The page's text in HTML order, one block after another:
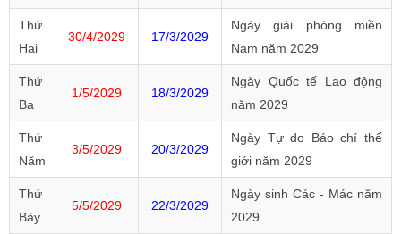
Thứ
Hai
30/4/2029 17/3/2029
Ngày giải phóng miền
Nam năm 2029
Thứ
Ba
1/5/2029 18/3/2029
Ngày Quốc tế Lao động
năm 2029
Thứ
Năm
3/5/2029 20/3/2029
Ngày Tự do Báo chí thế
giới năm 2029
Thứ
Bảy
5/5/2029 22/3/2029
Ngày sinh Các - Mác năm
2029